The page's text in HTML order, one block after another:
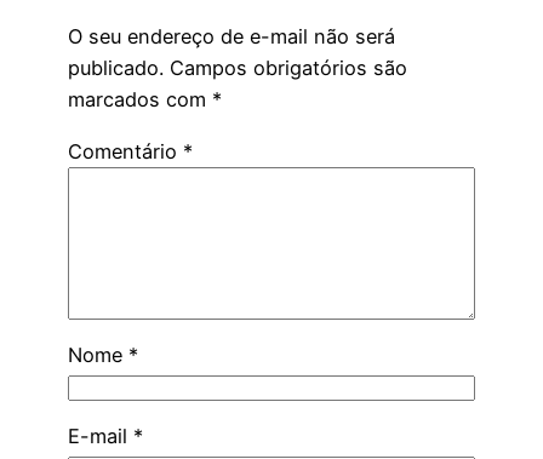
O seu endereço de e-mail não será
publicado. Campos obrigatórios são
marcados com *
Comentário *
Nome *
E-mail *